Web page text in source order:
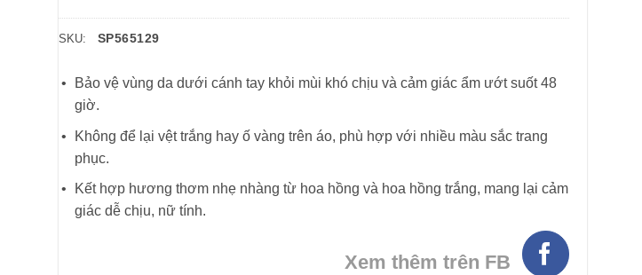
SKU: SP565129
Bảo vệ vùng da dưới cánh tay khỏi mùi khó chịu và cảm giác ẩm ướt suốt 48
giờ.
Không để lại vệt trắng hay ố vàng trên áo, phù hợp với nhiều màu sắc trang
phục.
Kết hợp hương thơm nhẹ nhàng từ hoa hồng và hoa hồng trắng, mang lại cảm
giác dễ chịu, nữ tính.
Xem thêm trên FB